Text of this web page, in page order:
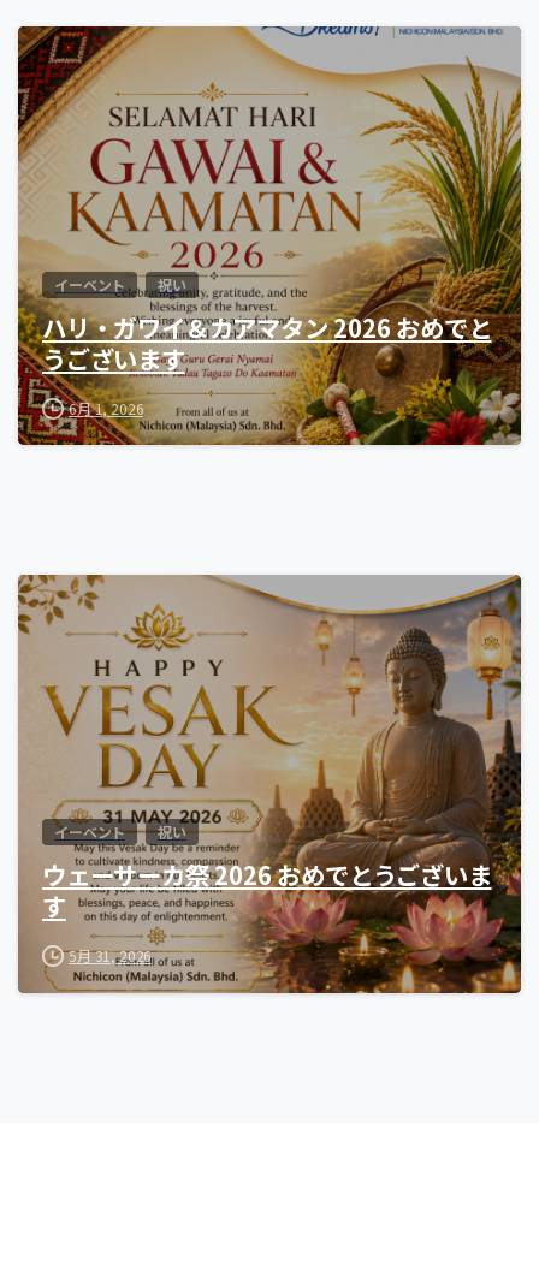
0
イーベント 祝い
ハリ・ガワイ＆カアマタン 2026 おめでと
うございます
6月 1, 2026
0
イーベント 祝い
ウェーサーカ祭 2026 おめでとうございま
す
5月 31, 2026